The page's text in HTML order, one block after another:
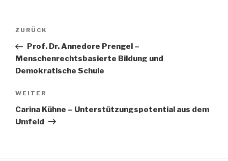
Beitragsnavigation
Vorheriger
Beitrag
ZURÜCK
Prof. Dr. Annedore Prengel –
Menschenrechtsbasierte Bildung und
Demokratische Schule
Nächster
Beitrag
WEITER
Carina Kühne – Unterstützungspotential aus dem
Umfeld